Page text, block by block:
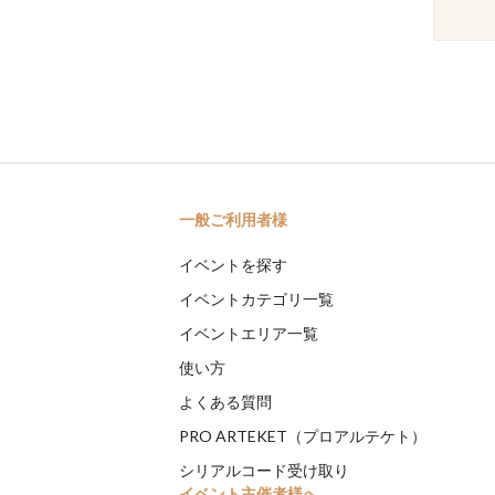
一般ご利用者様
イベントを探す
イベントカテゴリ一覧
イベントエリア一覧
使い方
よくある質問
PRO ARTEKET（プロアルテケト）
シリアルコード受け取り